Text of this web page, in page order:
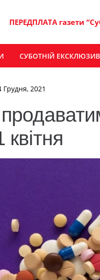
ПЕРЕДПЛАТА газети
СУБОТНІЙ ЕКСКЛЮЗИВ
Грудня, 2021